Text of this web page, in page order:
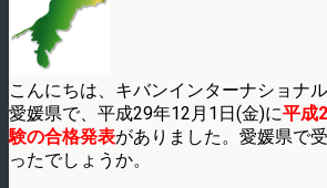
こんにちは、キバンインターナショナル
愛媛県で、平成29年12月1日(金)に平成
験の合格発表がありました。愛媛県で
ったでしょうか。